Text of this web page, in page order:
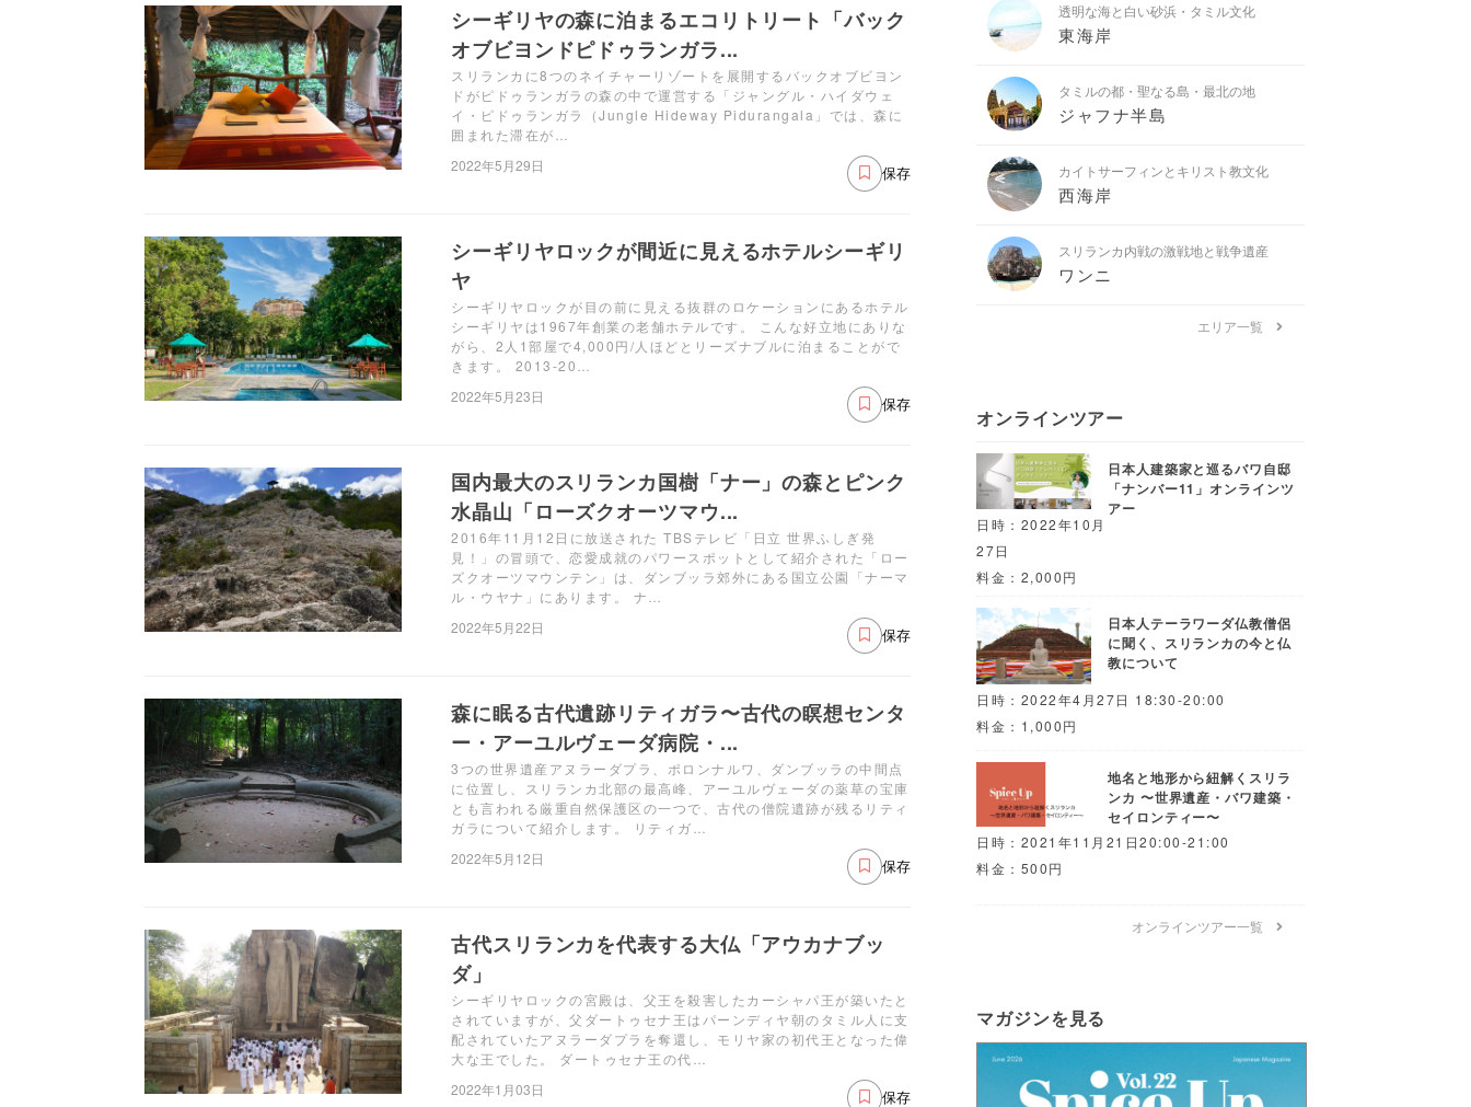
シーギリヤの森に泊まるエコリトリート「バック
オブビヨンドピドゥランガラ...
スリランカに8つのネイチャーリゾートを展開するバックオブビヨン
ドがピドゥランガラの森の中で運営する「ジャングル・ハイダウェ
イ・ピドゥランガラ（Jungle Hideway Pidurangala」では、森に
囲まれた滞在が…
2022年5月29日
保存
シーギリヤロックが間近に見えるホテルシーギリ
ヤ
シーギリヤロックが目の前に見える抜群のロケーションにあるホテル
シーギリヤは1967年創業の老舗ホテルです。 こんな好立地にありな
がら、2人1部屋で4,000円/人ほどとリーズナブルに泊まることがで
きます。 2013-20…
2022年5月23日
保存
国内最大のスリランカ国樹「ナー」の森とピンク
水晶山「ローズクオーツマウ...
2016年11月12日に放送された TBSテレビ「日立 世界ふしぎ発
見！」の冒頭で、恋愛成就のパワースポットとして紹介された「ロー
ズクオーツマウンテン」は、ダンブッラ郊外にある国立公園「ナーマ
ル・ウヤナ」にあります。 ナ…
2022年5月22日
保存
森に眠る古代遺跡リティガラ〜古代の瞑想センタ
ー・アーユルヴェーダ病院・...
3つの世界遺産アヌラーダプラ、ポロンナルワ、ダンブッラの中間点
に位置し、スリランカ北部の最高峰、アーユルヴェーダの薬草の宝庫
とも言われる厳重自然保護区の一つで、古代の僧院遺跡が残るリティ
ガラについて紹介します。 リティガ…
2022年5月12日
保存
古代スリランカを代表する大仏「アウカナブッ
ダ」
シーギリヤロックの宮殿は、父王を殺害したカーシャパ王が築いたと
されていますが、父ダートゥセナ王はパーンディヤ朝のタミル人に支
配されていたアヌラーダプラを奪還し、モリヤ家の初代王となった偉
大な王でした。 ダートゥセナ王の代…
2022年1月03日
保存
透明な海と白い砂浜・タミル文化
東海岸
タミルの都・聖なる島・最北の地
ジャフナ半島
カイトサーフィンとキリスト教文化
西海岸
スリランカ内戦の激戦地と戦争遺産
ワンニ
エリア一覧
オンラインツアー
日本人建築家と巡るバワ自邸
「ナンバー11」オンラインツ
アー
日時：2022年10月
27日
料金：2,000円
日本人テーラワーダ仏教僧侶
に聞く、スリランカの今と仏
教について
日時：2022年4月27日 18:30-20:00
料金：1,000円
地名と地形から紐解くスリラ
ンカ 〜世界遺産・バワ建築・
セイロンティー〜
日時：2021年11月21日20:00-21:00
料金：500円
オンラインツアー一覧
マガジンを見る